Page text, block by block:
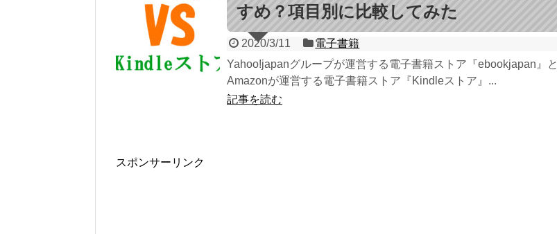
すめ？項目別に比較してみた
2020/3/11
電子書籍
Yahoo!japanグループが運営する電子書籍ストア『ebookjapan』と
Amazonが運営する電子書籍ストア『Kindleストア』...
記事を読む
スポンサーリンク